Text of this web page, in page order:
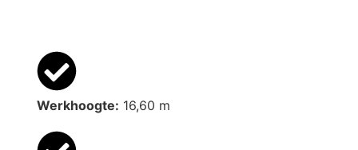
Werkhoogte: 16,60 m